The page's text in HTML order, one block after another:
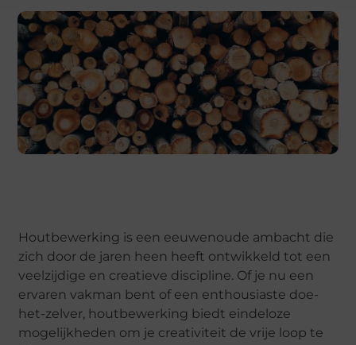
Houtbewerking is een eeuwenoude ambacht die
zich door de jaren heen heeft ontwikkeld tot een
veelzijdige en creatieve discipline. Of je nu een
ervaren vakman bent of een enthousiaste doe-
het-zelver, houtbewerking biedt eindeloze
mogelijkheden om je creativiteit de vrije loop te